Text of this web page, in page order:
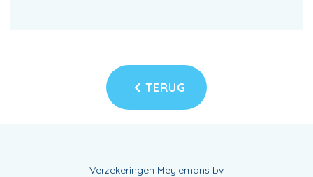
TERUG
Verzekeringen Meylemans bv